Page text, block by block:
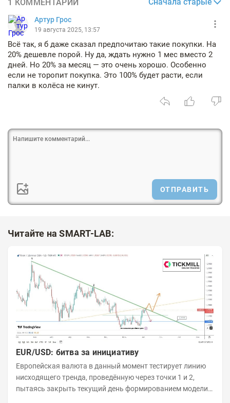
1 КОММЕНТАРИЙ
Артур Грос
19 августа 2025, 13:57
Всё так, я б даже сказал предпочитаю такие покупки. На
20% дешевле порой. Ну да, ждать нужно 1 мес вместо 2
дней. Но 20% за месяц — это очень хорошо. Особенно
если не торопит покупка. Это 100% будет расти, если
палки в колёса не кинут.
ОТПРАВИТЬ
Читайте на SMART-LAB:
EUR/USD: битва за инициативу
Европейская валюта в данный момент тестирует линию
нисходящего тренда, проведённую через точки 1 и 2,
пытаясь закрыть текущий день формированием модели